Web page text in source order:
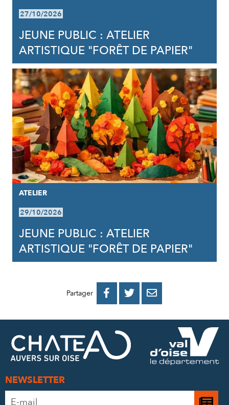
27/10/2026
JEUNE PUBLIC : ATELIER
ARTISTIQUE "FORÊT DE PAPIER"
ATELIER
29/10/2026
JEUNE PUBLIC : ATELIER
ARTISTIQUE "FORÊT DE PAPIER"
Partager 
PARTAGER
FACEBOOK
PARTAGER
PARTAGER
MAIL
NEWSLETTER
Adresse
Je